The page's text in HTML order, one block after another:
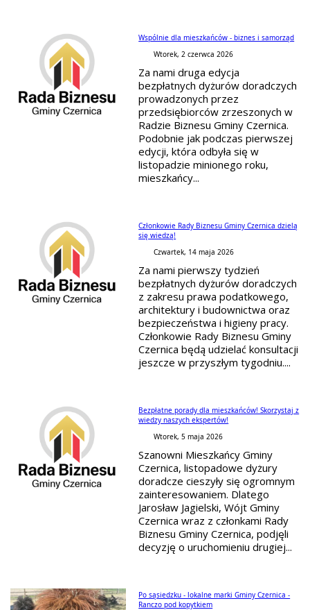
Wspólnie dla mieszkańców - biznes i samorząd
Wtorek, 2 czerwca 2026
Za nami druga edycja
bezpłatnych dyżurów doradczych
prowadzonych przez
przedsiębiorców zrzeszonych w
Radzie Biznesu Gminy Czernica.
Podobnie jak podczas pierwszej
edycji, która odbyła się w
listopadzie minionego roku,
mieszkańcy...
Członkowie Rady Biznesu Gminy Czernica dzielą
się wiedzą!
Czwartek, 14 maja 2026
Za nami pierwszy tydzień
bezpłatnych dyżurów doradczych
z zakresu prawa podatkowego,
architektury i budownictwa oraz
bezpieczeństwa i higieny pracy.
Członkowie Rady Biznesu Gminy
Czernica będą udzielać konsultacji
jeszcze w przyszłym tygodniu....
Bezpłatne porady dla mieszkańców! Skorzystaj z
wiedzy naszych ekspertów!
Wtorek, 5 maja 2026
Szanowni Mieszkańcy Gminy
Czernica, listopadowe dyżury
doradcze cieszyły się ogromnym
zainteresowaniem. Dlatego
Jarosław Jagielski, Wójt Gminy
Czernica wraz z członkami Rady
Biznesu Gminy Czernica, podjęli
decyzję o uruchomieniu drugiej...
Po sąsiedzku - lokalne marki Gminy Czernica -
Ranczo pod kopytkiem